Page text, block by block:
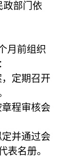
政部门依
月前组织
，定期召开
章程审核会
并通过会
表名册。